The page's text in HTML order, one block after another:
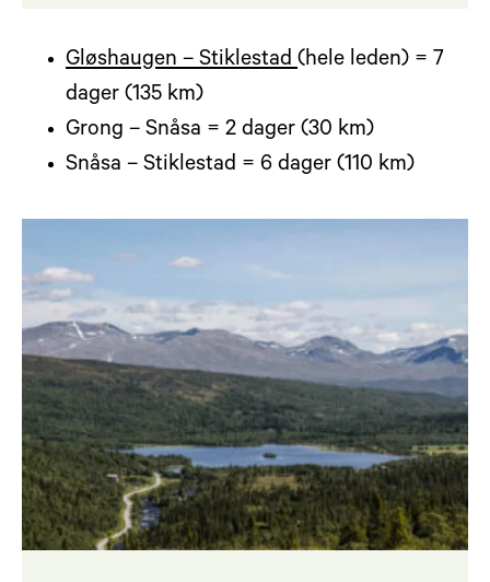
Gløshaugen – Stiklestad(hele leden) = 7
dager (135 km)
Grong – Snåsa = 2 dager (30 km)
Snåsa – Stiklestad = 6 dager (110 km)